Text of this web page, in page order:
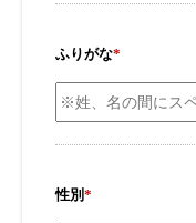
ふりがな*
性別 *